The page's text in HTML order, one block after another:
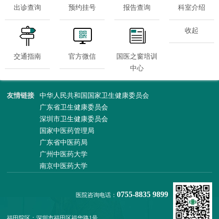
出诊查询 预约挂号 报告查询 科室介绍
交通指南 官方微信
国医之窗培训
中心
收起
友情链接
中华人民共和国国家卫生健康委员会
广东省卫生健康委员会
深圳市卫生健康委员会
国家中医药管理局
广东省中医药局
广州中医药大学
南京中医药大学
医院咨询电话： 0755-8835 9899